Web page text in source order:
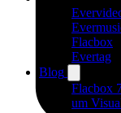
Flacbox
Evertag
Blog
Flacbox
um